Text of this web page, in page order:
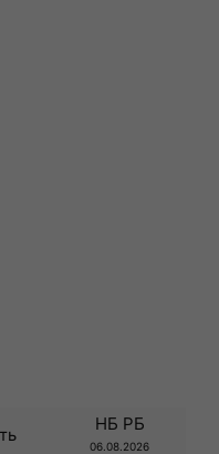
НБ РБ
06.08.2026